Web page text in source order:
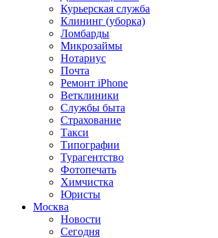
Курьерская служба
Клининг (уборка)
Ломбарды
Микрозаймы
Нотариус
Почта
Ремонт iPhone
Ветклиники
Службы быта
Страхование
Такси
Типографии
Турагентство
Фотопечать
Химчистка
Юристы
Москва
Новости
Сегодня